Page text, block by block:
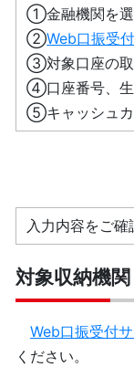
①金融機関を選
②Web口振受
③対象口座の取
④口座番号、生
⑤キャッシュカ
入力内容をご
対象収納機関
Web口振受付
ください。